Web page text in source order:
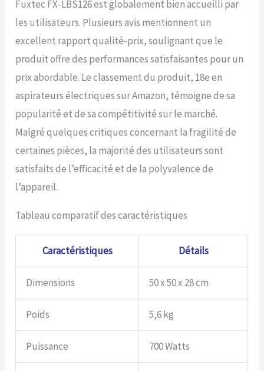
Fuxtec FX-LBS126 est globalement bien accueilli par
les utilisateurs. Plusieurs avis mentionnent un
excellent rapport qualité-prix, soulignant que le
produit offre des performances satisfaisantes pour un
prix abordable. Le classement du produit, 18e en
aspirateurs électriques sur Amazon, témoigne de sa
popularité et de sa compétitivité sur le marché.
Malgré quelques critiques concernant la fragilité de
certaines pièces, la majorité des utilisateurs sont
satisfaits de l’efficacité et de la polyvalence de
l’appareil.
Tableau comparatif des caractéristiques
Caractéristiques Détails
Dimensions 50 x 50 x 28 cm
Poids 5,6 kg
Puissance 700 Watts